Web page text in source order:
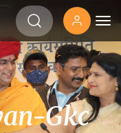
info@gkcindia.org
Gkc